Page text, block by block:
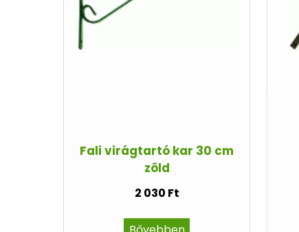
Fali virágtartó kar 30 cm
zöld
2 030 Ft